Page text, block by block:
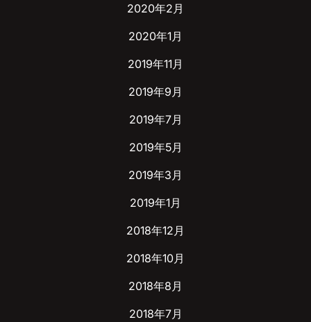
2020年2月
2020年1月
2019年11月
2019年9月
2019年7月
2019年5月
2019年3月
2019年1月
2018年12月
2018年10月
2018年8月
2018年7月